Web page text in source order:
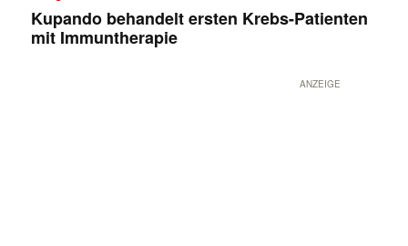
Kupando behandelt ersten Krebs-Patienten
mit Immuntherapie
ANZEIGE